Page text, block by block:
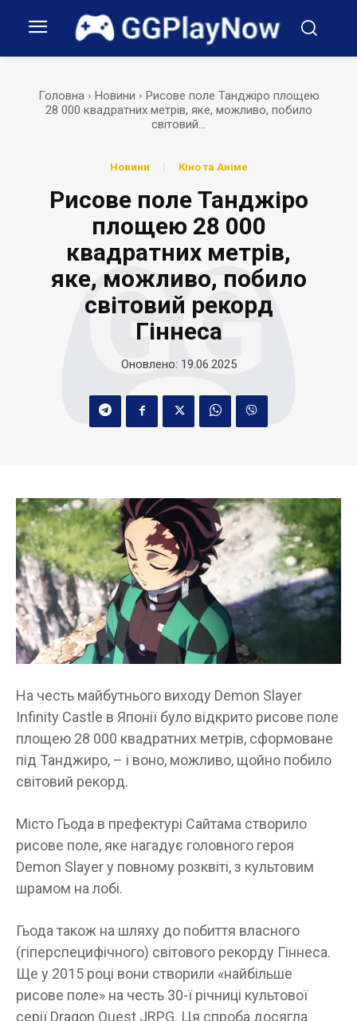
Головна Новини
Рисове поле Танджіро площею
28 000 квадратних метрів, яке, можливо, побило
світовий...
Новини Кіно та Аніме
Рисове поле Танджіро
площею 28 000
квадратних метрів,
яке, можливо, побило
світовий рекорд
Гіннеса
Оновлено: 19.06.2025
На честь майбутнього виходу Demon Slayer
Infinity Castle в Японії було відкрито рисове поле
площею 28 000 квадратних метрів, сформоване
під Танджиро, – і воно, можливо, щойно побило
світовий рекорд.
Місто Гьода в префектурі Сайтама створило
рисове поле, яке нагадує головного героя
Demon Slayer у повному розквіті, з культовим
шрамом на лобі.
Гьода також на шляху до побиття власного
(гіперспецифічного) світового рекорду Гіннеса.
Ще у 2015 році вони створили «найбільше
рисове поле» на честь 30-ї річниці культової
серії Dragon Quest JRPG. Ця спроба досягла